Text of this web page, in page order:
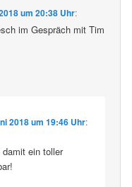
um 20:38 Uhr:
im Gespräch mit Tim
2018 um 19:46 Uhr:
ein toller